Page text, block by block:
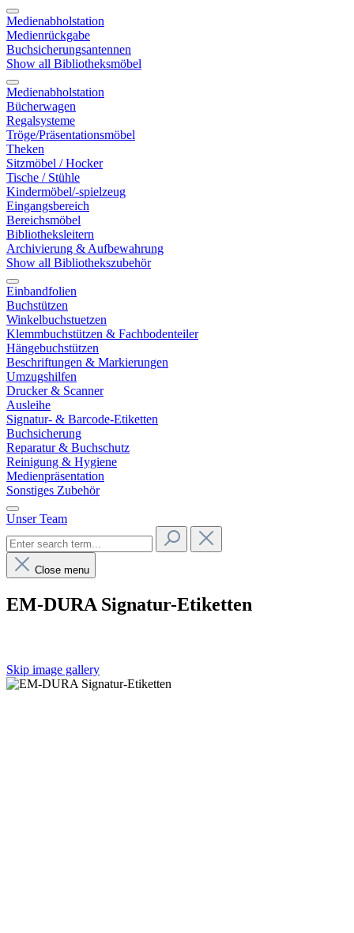
Medienabholstation
Medienrückgabe
Buchsicherungsantennen
Show all Bibliotheksmöbel
Medienabholstation
Bücherwagen
Regalsysteme
Tröge/Präsentationsmöbel
Theken
Sitzmöbel / Hocker
Tische / Stühle
Kindermöbel/-spielzeug
Eingangsbereich
Bereichsmöbel
Bibliotheksleitern
Archivierung & Aufbewahrung
Show all Bibliothekszubehör
Einbandfolien
Buchstützen
Winkelbuchstuetzen
Klemmbuchstützen & Fachbodenteiler
Hängebuchstützen
Beschriftungen & Markierungen
Umzugshilfen
Drucker & Scanner
Ausleihe
Signatur- & Barcode-Etiketten
Buchsicherung
Reparatur & Buchschutz
Reinigung & Hygiene
Medienpräsentation
Sonstiges Zubehör
Unser Team
Close menu
EM-DURA Signatur-Etiketten
Skip image gallery